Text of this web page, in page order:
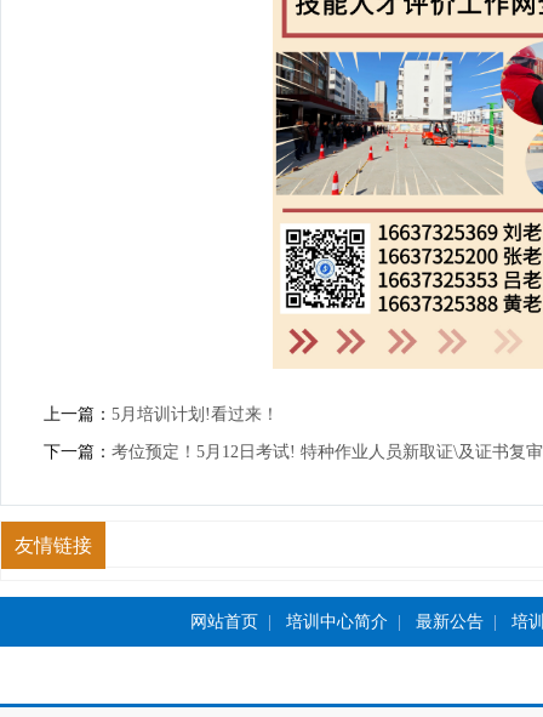
上一篇： 5月培训计划!看过来！
下一篇： 考位预定！5月12日考试! 特种作业人员新取证\及证书复
友情链接
网站首页 培训中心简介| 最新公告| 培